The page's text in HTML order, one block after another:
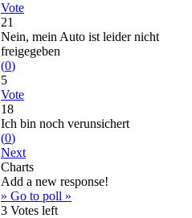
Vote
21
Nein, mein Auto ist leider nicht
freigegeben
(0)
5
Vote
18
Ich bin noch verunsichert
(0)
Next
Charts
Add a new response!
» Go to poll »
3 Votes left